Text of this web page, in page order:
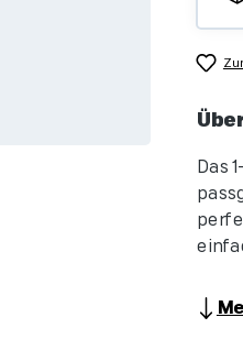
Das